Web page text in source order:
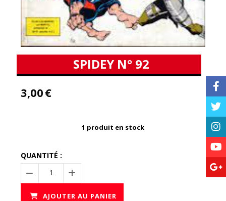
SPIDEY N° 92
3,00€
1 produit en stock
QUANTITÉ :
AJOUTER AU PANIER